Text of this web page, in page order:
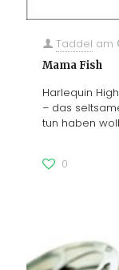
Taddel am
Mama Fish
Harlequin
– das
tun haben
0